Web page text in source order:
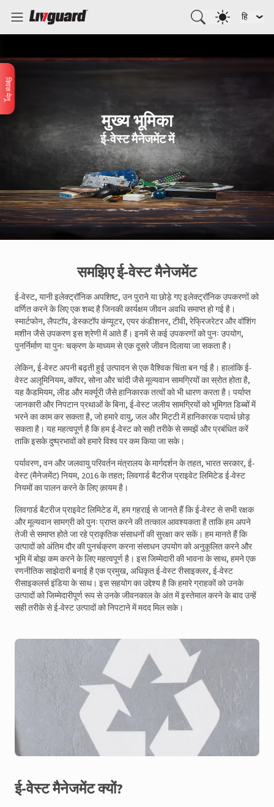
हि
मुख्य भूमिका
ई-वेस्ट मैनेजमेंट में
समझिए ई-वेस्ट मैनेजमेंट
ई-वेस्ट, यानी इलेक्ट्रॉनिक अपशिष्ट, उन पुराने या छोड़े गए इलेक्ट्रॉनिक उपकरणों को
वर्णित करने के लिए एक शब्द है जिनकी कार्यक्षम जीवन अवधि समाप्त हो गई है।
स्मार्टफोन, लैपटॉप, डेस्कटॉप कंप्यूटर, एयर कंडीशनर, टीवी, रेफ्रिजरेटर और वॉशिंग
मशीन जैसे उपकरण इस श्रेणी में आते हैं। इनमें से कई उपकरणों को पुनः उपयोग,
पुनर्निर्माण या पुनः चक्रण के माध्यम से एक दूसरे जीवन दिलाया जा सकता है।
लेकिन, ई-वेस्ट अपनी बढ़ती हुई उत्पादन से एक वैश्विक चिंता बन गई है। हालांकि ई-
वेस्ट अलूमिनियम, कॉपर, सोना और चांदी जैसे मूल्यवान सामग्रियों का स्रोत होता है,
यह कैडमियम, लीड और मर्क्यूरी जैसे हानिकारक तत्वों को भी धारण करता है। पर्याप्त
जानकारी और निपटान प्रथाओं के बिना, ई-वेस्ट जलीय सामग्रियों को भूमिगत डिब्बों में
भरने का काम कर सकता है, जो हमारे वायु, जल और मिट्टी में हानिकारक पदार्थ छोड़
सकता है। यह महत्वपूर्ण है कि हम ई-वेस्ट को सही तरीके से समझें और प्रबंधित करें
ताकि इसके दुष्प्रभावों को हमारे विश्व पर कम किया जा सके।
पर्यावरण, वन और जलवायु परिवर्तन मंत्रालय के मार्गदर्शन के तहत, भारत सरकार, ई-
वेस्ट (मैनेजमेंट) नियम, 2016 के तहत; लिवगार्ड बैटरीज प्राइवेट लिमिटेड ई-वेस्ट
नियमों का पालन करने के लिए क़ायम है।
लिवगार्ड बैटरीज प्राइवेट लिमिटेड में, हम गहराई से जानते हैं कि ई-वेस्ट से सभी रक्षक
और मूल्यवान सामग्री को पुनः प्राप्त करने की तत्काल आवश्यकता है ताकि हम अपने
तेजी से समाप्त होते जा रहे प्राकृतिक संसाधनों की सुरक्षा कर सकें। हम मानते हैं कि
उत्पादों को अंतिम दौर की पुनर्चक्रण करना संसाधन उपयोग को अनुकूलित करने और
भूमि में बोझ कम करने के लिए महत्वपूर्ण है। इस जिम्मेदारी की भावना के साथ, हमने एक
रणनीतिक साझेदारी बनाई है एक प्रमुख, अधिकृत ई-वेस्ट रीसाइक्लर, ई-वेस्ट
रीसाइकलर्स इंडिया के साथ। इस सहयोग का उद्देश्य है कि हमारे ग्राहकों को उनके
उत्पादों को जिम्मेदारीपूर्ण रूप से उनके जीवनकाल के अंत में इस्तेमाल करने के बाद उन्हें
सही तरीके से ई-वेस्ट उत्पादों को निपटाने में मदद मिल सके।
ई-वेस्ट मैनेजमेंट क्यों?
क्विक मेनू